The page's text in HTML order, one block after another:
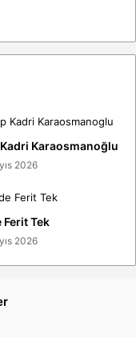
Karaosmanoğlu
2026
Tek
2026